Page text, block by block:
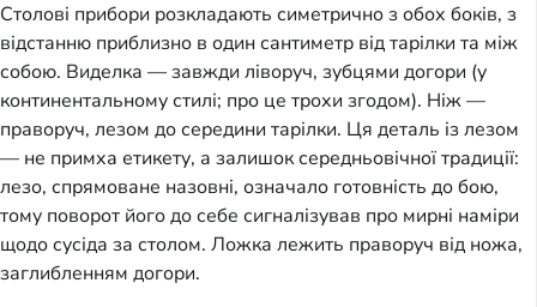
Столові прибори розкладають симетрично з обох боків, з
відстанню приблизно в один сантиметр від тарілки та між
собою. Виделка — завжди ліворуч, зубцями догори (у
континентальному стилі; про це трохи згодом). Ніж —
праворуч, лезом до середини тарілки. Ця деталь із лезом
— не примха етикету, а залишок середньовічної традиції:
лезо, спрямоване назовні, означало готовність до бою,
тому поворот його до себе сигналізував про мирні наміри
щодо сусіда за столом. Ложка лежить праворуч від ножа,
заглибленням догори.